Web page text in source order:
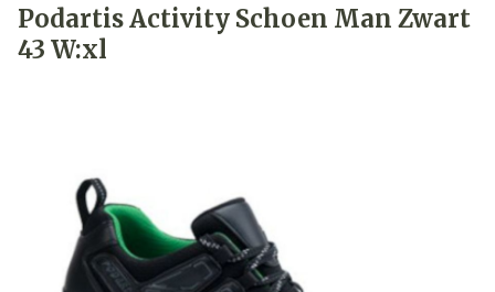
Podartis Activity Schoen Man Zwart
43 W:xl